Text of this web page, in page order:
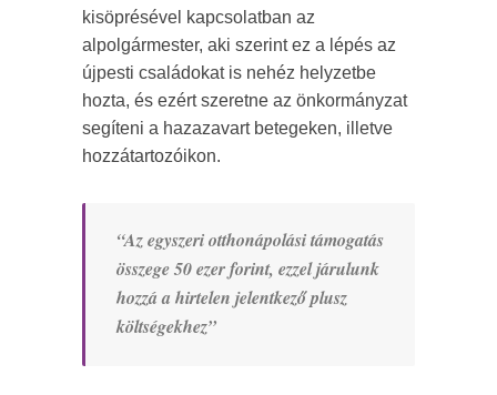
kisöprésével kapcsolatban az
alpolgármester, aki szerint ez a lépés az
újpesti családokat is nehéz helyzetbe
hozta, és ezért szeretne az önkormányzat
segíteni a hazazavart betegeken, illetve
hozzátartozóikon.
“Az egyszeri otthonápolási támogatás
összege 50 ezer forint, ezzel járulunk
hozzá a hirtelen jelentkező plusz
költségekhez”